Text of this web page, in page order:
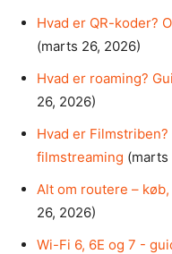
Hvad er QR-koder?
(marts 26, 2026)
Hvad er roaming?
26, 2026)
Hvad er
filmstreaming (marts
Alt om routere –
26, 2026)
Wi-Fi 6, 6E og 7 -